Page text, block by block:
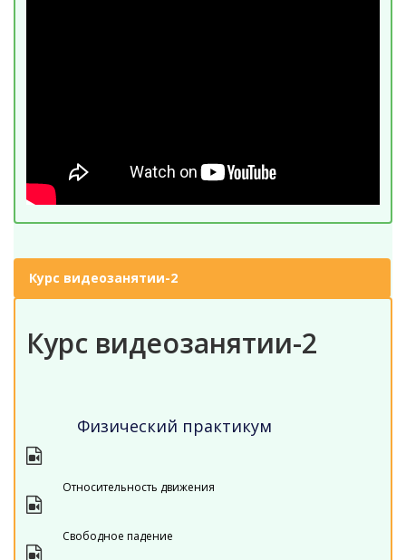
Курс видеозанятии-2
Курс видеозанятии-2
Физический практикум
Относительность движения
Свободное падение